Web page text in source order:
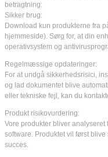
betragtning:
Sikker brug:
Download kun produkterne fra
hjemmeside). Sørg for, at din
operativsystem og
Regelmæssige opdateringer:
For at undgå sikkerhedsrisici,
og lad dokumentet blive
eller tekniske fejl, kan du
Produkt risikovurdering:
Vore produkter bliver
software. Produktet vil først
succes.